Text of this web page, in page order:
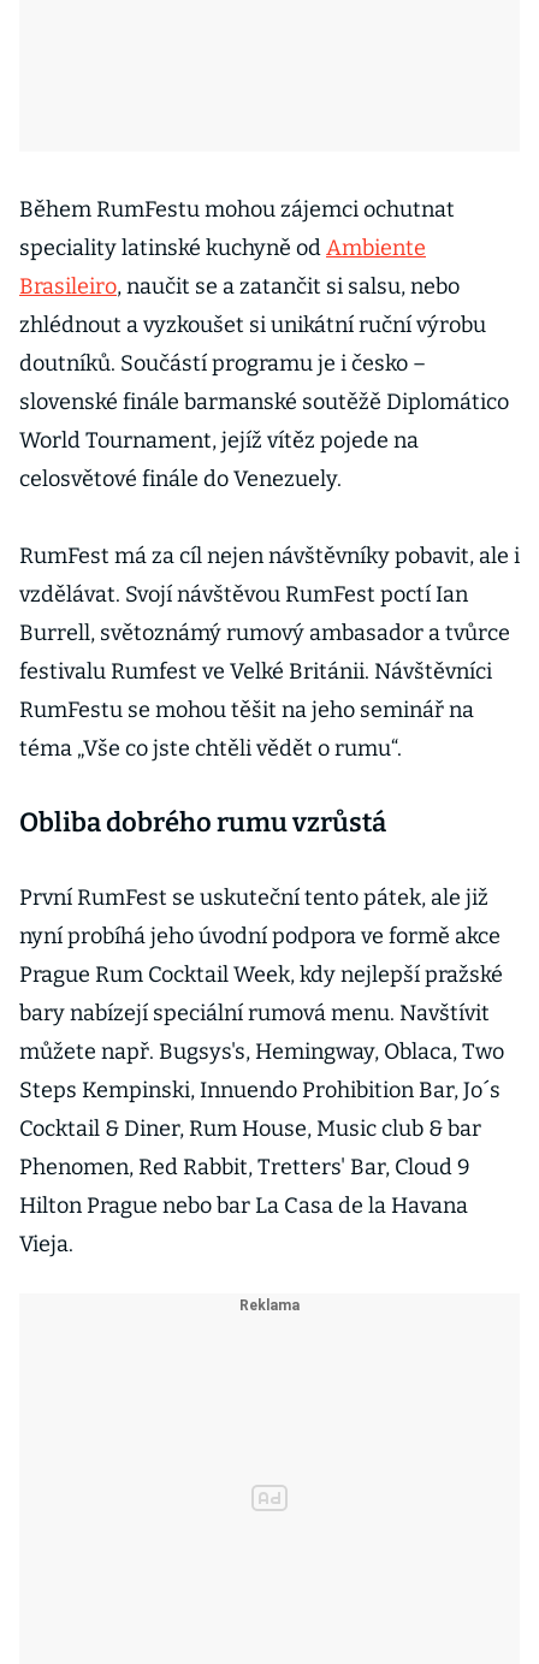
Během RumFestu mohou zájemci ochutnat
speciality latinské kuchyně odAmbiente
Brasileiro, naučit se a zatančit si salsu, nebo
zhlédnout a vyzkoušet si unikátní ruční výrobu
doutníků. Součástí programu je i česko –
slovenské finále barmanské soutěžě Diplomático
World Tournament, jejíž vítěz pojede na
celosvětové finále do Venezuely.
RumFest má za cíl nejen návštěvníky pobavit, ale i
vzdělávat. Svojí návštěvou RumFest poctí Ian
Burrell, světoznámý rumový ambasador a tvůrce
festivalu Rumfest ve Velké Británii. Návštěvníci
RumFestu se mohou těšit na jeho seminář na
téma „Vše co jste chtěli vědět o rumu“.
Obliba dobrého rumu vzrůstá
První RumFest se uskuteční tento pátek, ale již
nyní probíhá jeho úvodní podpora ve formě akce
Prague Rum Cocktail Week, kdy nejlepší pražské
bary nabízejí speciální rumová menu. Navštívit
můžete např. Bugsys's, Hemingway, Oblaca, Two
Steps Kempinski, Innuendo Prohibition Bar, Jo´s
Cocktail & Diner, Rum House, Music club & bar
Phenomen, Red Rabbit, Tretters' Bar, Cloud 9
Hilton Prague nebo bar La Casa de la Havana
Vieja.